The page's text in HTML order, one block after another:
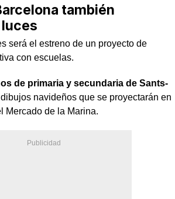
también
será el estreno de un proyecto de
con escuelas.
de primaria y secundaria de Sants-
navideños que se proyectarán en
Mercado de la Marina.